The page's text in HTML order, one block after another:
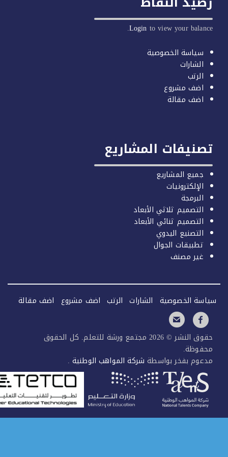
Loginto view your
سياسة الخصوصية
الشارات
الرتب
اضف مشروع
اضف مقالة
المشاريع
جميع المشاريع
الإلكترونيات
البرمجة
التصميم ثلاثي الأبعاد
التصميم ثنائي الأبعاد
التصنيع اليدوي
تطبيقات الجوال
غير مصنف
الخصوصية الشارات الرتب اضف مشروع اضف مقالة
حقوق النشر © 2026 مجتمع ورشة للتعلم. كل الحقوق
بفخر بواسطةشركة المواهب الوطنية.